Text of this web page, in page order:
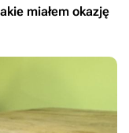
miałem okazję